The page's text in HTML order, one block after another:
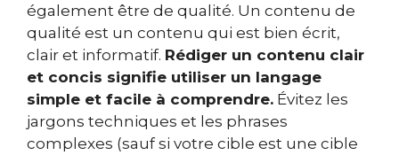
également être de qualité. Un contenu de
qualité est un contenu qui est bien écrit,
clair et informatif. Rédiger un contenu clair
et concis signifie utiliser un langage
simple et facile à comprendre. Évitez les
jargons techniques et les phrases
complexes (sauf si votre cible est une cible